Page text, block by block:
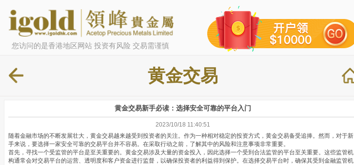
您访问的是香港地区网站 投资有风险 交易需谨慎
黄金交易
黄金交易新手必读：选择安全可靠的平台入门
2023/10/18 11:40:51
随着金融市场的不断发展壮大，黄金交易越来越受到投资者的关注。作为一种相对稳定的投资方式，黄金交易备受追捧。然而，对于新
手来说，要选择一家安全可靠的交易平台并不容易。在采取行动之前，了解其中的风险和注意事项非常重要。
首先，寻找一个受监管的平台是至关重要的。黄金交易涉及大量的资金投入，因此选择一个受到合法监管的平台至关重要。这些监管机
构通常会对交易平台的运营、透明度和客户资金进行监督，以确保投资者的利益得到保护。在选择交易平台时，确保其受到金融监管机